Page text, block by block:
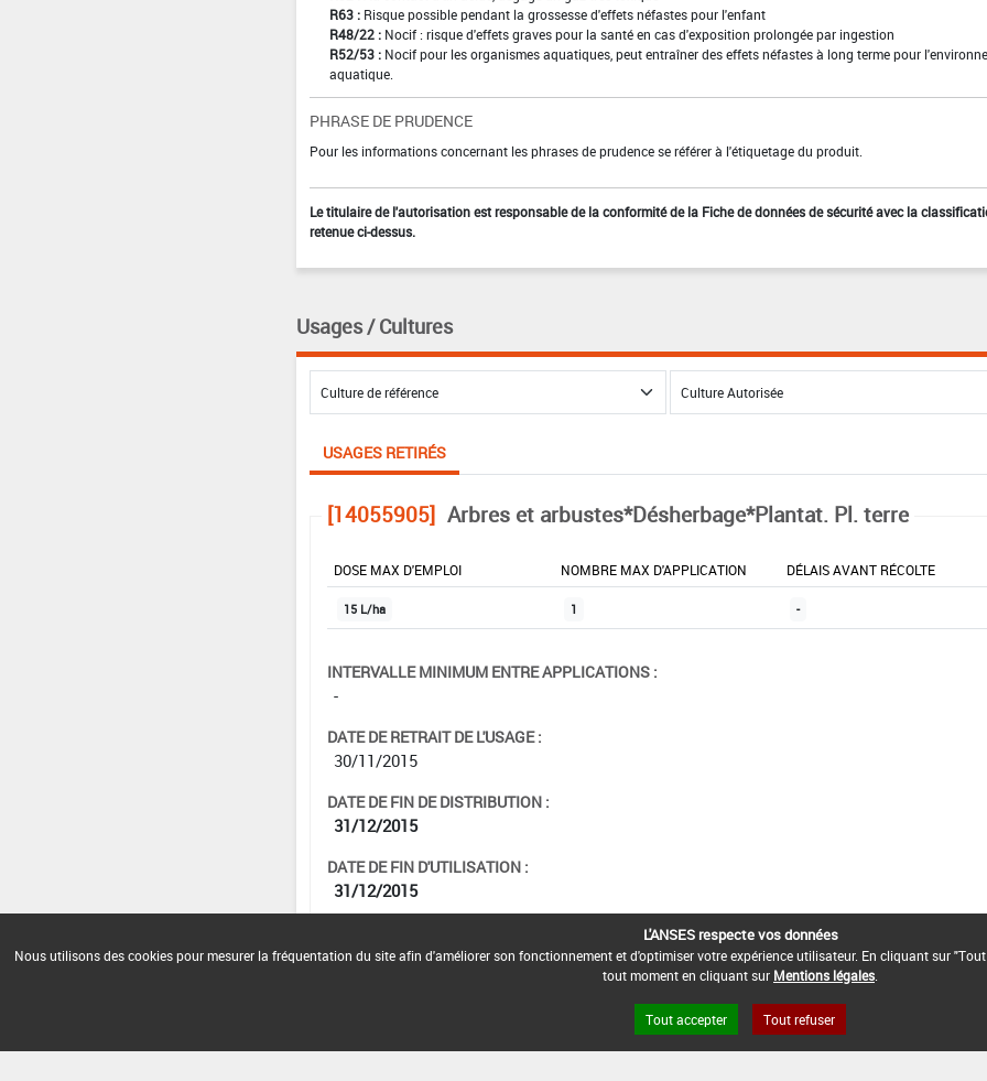
R63 : Risque possible pendant la grossesse d'effets néfastes pour l'enfant
R48/22 : Nocif : risque d'effets graves pour la santé en cas d'exposition prolongée par ingestion
R52/53 : Nocif pour les organismes aquatiques, peut entraîner des effets néfastes à long terme pour
aquatique.
PHRASE DE PRUDENCE
Pour les informations concernant les phrases de prudence se référer à l'étiquetage du produit.
Le titulaire de l'autorisation est responsable de la conformité de la Fiche de données de sécurité avec la
retenue ci-dessus.
Usages / Cultures
USAGES RETIRÉS
[14055905] Arbres et arbustes*Désherbage*Plantat. Pl. terre
DOSE MAX D'EMPLOI NOMBRE MAX D'APPLICATION DÉLAIS AVANT RÉCOLTE
15 L/ha 1 -
INTERVALLE MINIMUM ENTRE APPLICATIONS :
-
DATE DE RETRAIT DE L'USAGE :
30/11/2015
DATE DE FIN DE DISTRIBUTION :
31/12/2015
DATE DE FIN D'UTILISATION :
31/12/2015
L'ANSES respecte vos données
Nous utilisons des cookies pour mesurer la fréquentation du site afin d'améliorer son fonctionnement et d'optimiser votre expérience utilisateur. En cliquant sur
tout moment en cliquant sur Mentions légales
Tout accepter Tout refuser